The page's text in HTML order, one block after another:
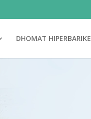
DHOMAT HIPERBARIKE